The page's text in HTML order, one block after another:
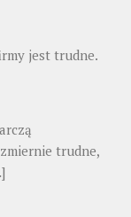
jest trudne.
trudne,